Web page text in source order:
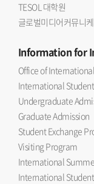
TESOL 대학원
글로벌미디어커뮤니
Informationfor
Office of
International
Undergraduate
Graduate Admission
Student Exchange
Visiting Program
International
International